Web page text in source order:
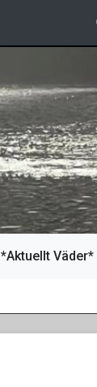
*Aktuellt Väder*